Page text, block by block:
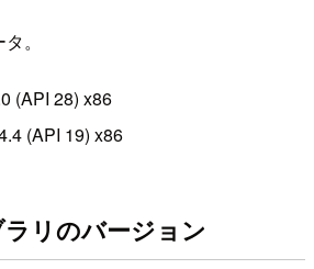
。
(API 28) x86
(API 19) x86
リのバージョン